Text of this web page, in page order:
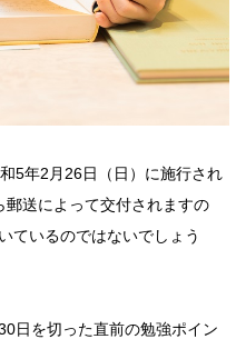
5年2月26日（日）に施行され
郵送によって交付されますの
ているのではないでしょう
日を切った直前の勉強ポイン